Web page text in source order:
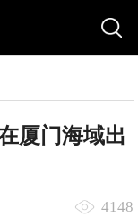
厦门海域出
4148